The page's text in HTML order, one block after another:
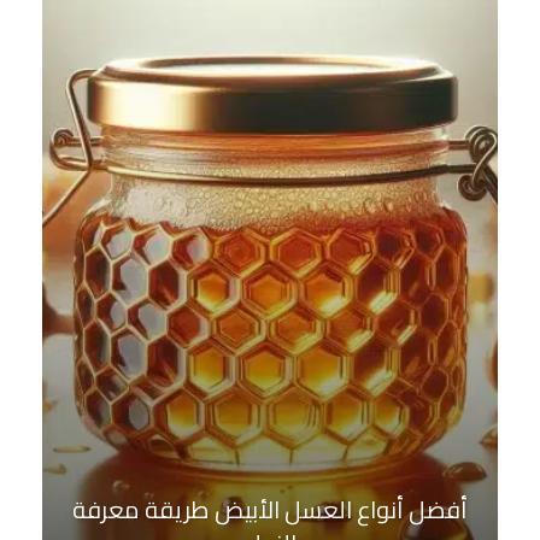
أفضل أنواع العسل الأبيض طريقة معرفة